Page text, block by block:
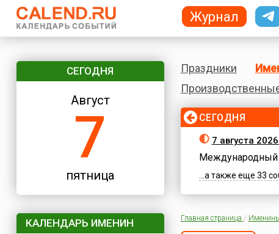
СЕГОДНЯ
Август
7
пятница
КАЛЕНДАРЬ ИМЕНИН
Праздники
СЕГОДНЯ
7 августа
Международный
...а также еще 33
Главная страница /
Журнал